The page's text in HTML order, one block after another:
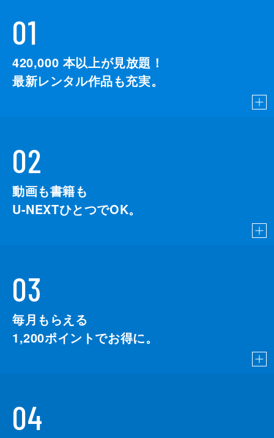
01
420,000 本以上が見放題！
最新レンタル作品も充実。
02
動画も書籍も
U-NEXTひとつでOK。
03
毎月もらえる
1,200ポイントでお得に。
04